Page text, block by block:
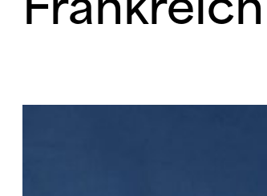
Frankreich